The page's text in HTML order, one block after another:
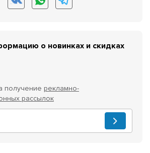
о новинках и скидках
получение рекламно-
рассылок